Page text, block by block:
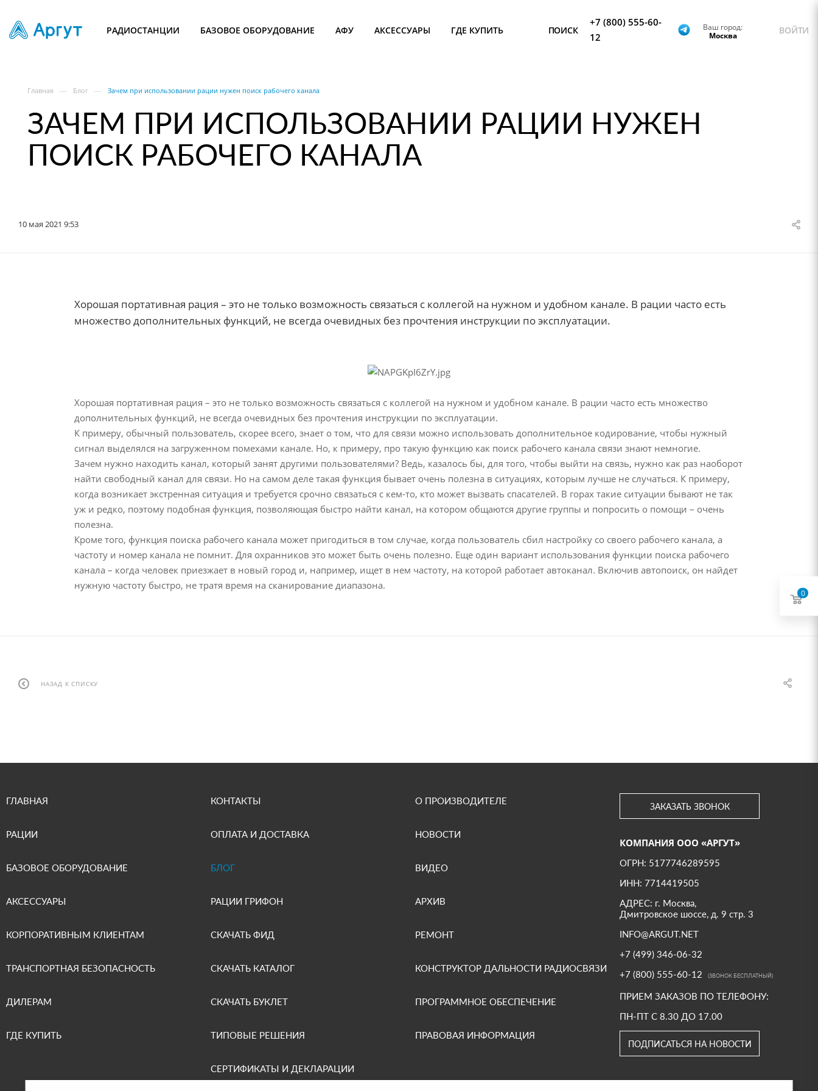
РАДИОСТАНЦИИ БАЗОВОЕ ОБОРУДОВАНИЕ АФУ АКСЕССУАРЫ ГДЕ КУПИТЬ ПОИСК
+7 (800) 555-60-
12
Ваш город:
Москва
ВОЙТИ
Главная — Блог — Зачем при использовании рации нужен поиск рабочего канала
ЗАЧЕМ ПРИ ИСПОЛЬЗОВАНИИ РАЦИИ НУЖЕН
ПОИСК РАБОЧЕГО КАНАЛА
10 мая 2021 9:53
Хорошая портативная рация – это не только возможность связаться с коллегой на нужном и удобном канале. В рации часто есть
множество дополнительных функций, не всегда очевидных без прочтения инструкции по эксплуатации.
Хорошая портативная рация – это не только возможность связаться с коллегой на нужном и удобном канале. В рации часто есть множество
дополнительных функций, не всегда очевидных без прочтения инструкции по эксплуатации.
К примеру, обычный пользователь, скорее всего, знает о том, что для связи можно использовать дополнительное кодирование, чтобы нужный
сигнал выделялся на загруженном помехами канале. Но, к примеру, про такую функцию как поиск рабочего канала связи знают немногие.
Зачем нужно находить канал, который занят другими пользователями? Ведь, казалось бы, для того, чтобы выйти на связь, нужно как раз наоборот
найти свободный канал для связи. Но на самом деле такая функция бывает очень полезна в ситуациях, которым лучше не случаться. К примеру,
когда возникает экстренная ситуация и требуется срочно связаться с кем-то, кто может вызвать спасателей. В горах такие ситуации бывают не так
уж и редко, поэтому подобная функция, позволяющая быстро найти канал, на котором общаются другие группы и попросить о помощи – очень
полезна.
Кроме того, функция поиска рабочего канала может пригодиться в том случае, когда пользователь сбил настройку со своего рабочего канала, а
частоту и номер канала не помнит. Для охранников это может быть очень полезно. Еще один вариант использования функции поиска рабочего
канала – когда человек приезжает в новый город и, например, ищет в нем частоту, на которой работает автоканал. Включив автопоиск, он найдет
нужную частоту быстро, не тратя время на сканирование диапазона.
НАЗАД К СПИСКУ
ГЛАВНАЯ
РАЦИИ
БАЗОВОЕ ОБОРУДОВАНИЕ
АКСЕССУАРЫ
КОРПОРАТИВНЫМ КЛИЕНТАМ
ТРАНСПОРТНАЯ БЕЗОПАСНОСТЬ
ДИЛЕРАМ
ГДЕ КУПИТЬ
КОНТАКТЫ
ОПЛАТА И ДОСТАВКА
БЛОГ
РАЦИИ ГРИФОН
СКАЧАТЬ ФИД
СКАЧАТЬ КАТАЛОГ
СКАЧАТЬ БУКЛЕТ
ТИПОВЫЕ РЕШЕНИЯ
СЕРТИФИКАТЫ И ДЕКЛАРАЦИИ
О ПРОИЗВОДИТЕЛЕ
НОВОСТИ
ВИДЕО
АРХИВ
РЕМОНТ
КОНСТРУКТОР ДАЛЬНОСТИ РАДИОСВЯЗИ
ПРОГРАММНОЕ ОБЕСПЕЧЕНИЕ
ПРАВОВАЯ ИНФОРМАЦИЯ
ЗАКАЗАТЬ ЗВОНОК
КОМПАНИЯ ООО «АРГУТ»
ОГРН: 5177746289595
ИНН: 7714419505
АДРЕС: г. Москва,
Дмитровское шоссе, д. 9 стр. 3
INFO@ARGUT.NET
+7 (499) 346-06-32
+7 (800) 555-60-12
(ЗВОНОК БЕСПЛАТНЫЙ)
ПРИЕМ ЗАКАЗОВ ПО ТЕЛЕФОНУ:
ПН-ПТ С 8.30 ДО 17.00
ПОДПИСАТЬСЯ НА НОВОСТИ
0